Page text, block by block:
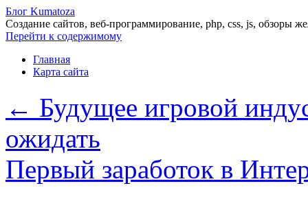
Блог Kumatoza
Создание сайтов, веб-программирование, php, css, js, обзоры
Перейти к содержимому
Главная
Карта сайта
← Будущее игровой
ожидать
Первый заработок в